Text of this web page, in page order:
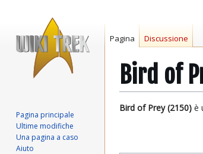
Bird of
Vai
Vai
Bird of Prey (2150) è
Pagina Discussione
Pagina principale
Ultime modifiche
Una pagina a caso
Aiuto